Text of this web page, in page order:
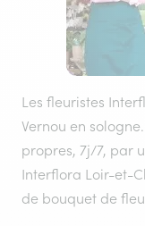
Les fleuristes
Vernou en
propres, 7j/7, par
Interflora Loir-et-
de bouquet de